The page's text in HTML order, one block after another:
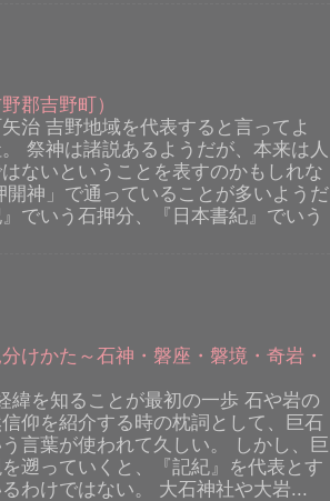
郡吉野町）
治 吉野地域を代表すると言ってよ
祭神は諸説あるようだが、本来は人
ないということを表すのかもしれな
開神」で通っていることが多いようだ
でいう石押分、『日本書紀』でいう
けかた～石神・磐座・磐境・奇岩・
緯を知ることが最初の一歩 石や岩の
仰を紹介する時の枕詞として、巨石
言葉が使われて久しい。 しかし、巨
遡っていくと、『記紀』を代表とす
わけではない。 大石神社や大岩...